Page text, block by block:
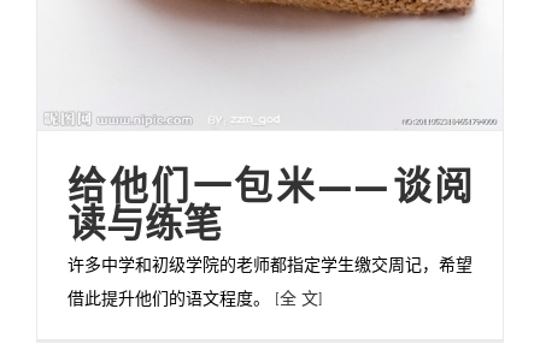
给他们一包米——谈阅
读与练笔
许多中学和初级学院的老师都指定学生缴交周记，希望
借此提升他们的语文程度。 [全 文]